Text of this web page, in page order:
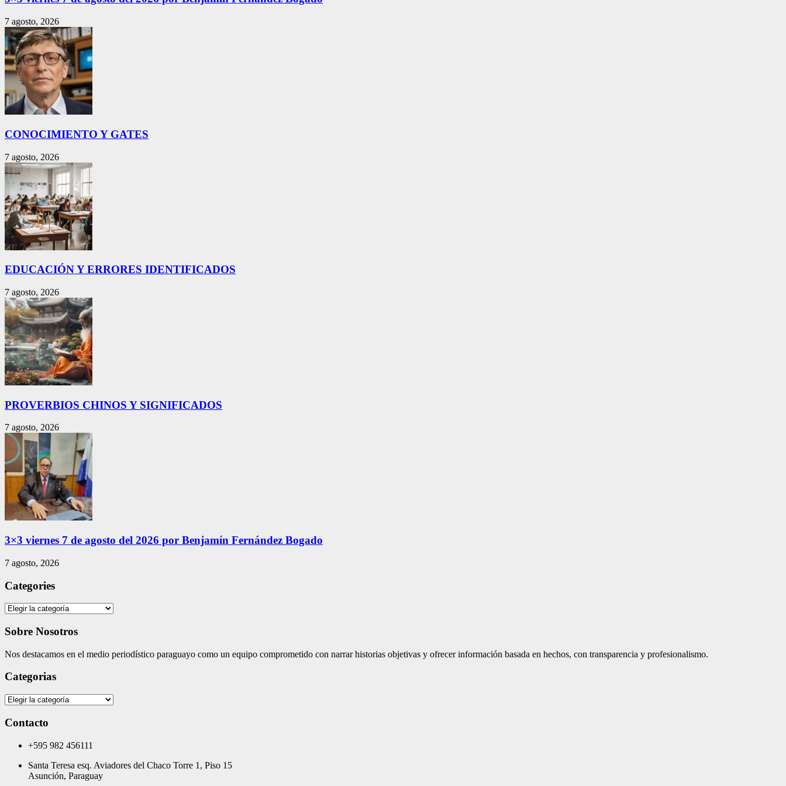
7 agosto, 2026
CONOCIMIENTO Y GATES
7 agosto, 2026
EDUCACIÓN Y ERRORES IDENTIFICADOS
7 agosto, 2026
PROVERBIOS CHINOS Y SIGNIFICADOS
7 agosto, 2026
3×3 viernes 7 de agosto del 2026 por Benjamín Fernández Bogado
7 agosto, 2026
Categories
Categories
Sobre Nosotros
Nos destacamos en el medio periodístico paraguayo como un equipo comprometido con narrar historias objetivas y ofrecer información basada en hechos, con transparencia y profesionalismo.
Categorias
Categorias
Contacto
+595 982 456111
Santa Teresa esq. Aviadores del Chaco Torre 1, Piso 15
Asunción, Paraguay